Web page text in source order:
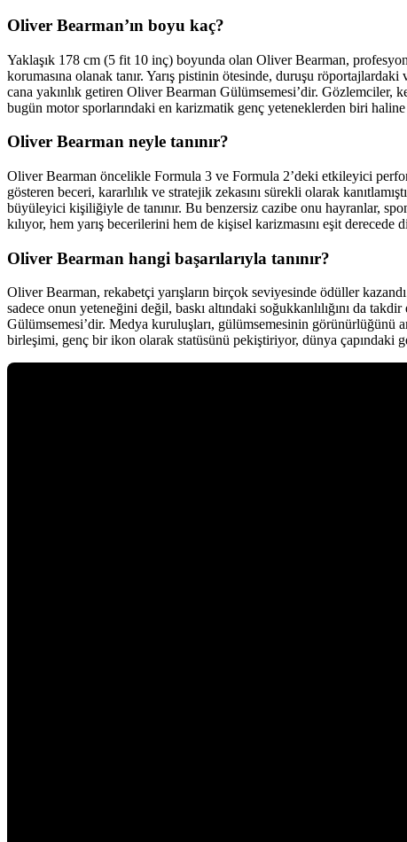
Oliver Bearman’ın boyu kaç?
Yaklaşık 178 cm (5 fit 10 inç) boyunda olan Oliver Bearman,
korumasına olanak tanır. Yarış pistinin ötesinde, duruşu
cana yakınlık getiren Oliver Bearman Gülümsemesi’dir.
bugün motor sporlarındaki en karizmatik genç yeteneklerden biri
Oliver Bearman neyle tanınır?
Oliver Bearman öncelikle Formula 3 ve Formula 2’deki etkileyici
gösteren beceri, kararlılık ve stratejik zekasını sürekli olarak
büyüleyici kişiliğiyle de tanınır. Bu benzersiz cazibe onu hayranlar,
kılıyor, hem yarış becerilerini hem de kişisel karizmasını eşit derecede
Oliver Bearman hangi başarılarıyla tanınır?
Oliver Bearman, rekabetçi yarışların birçok seviyesinde ödüller
sadece onun yeteneğini değil, baskı altındaki soğukkanlılığını da
Gülümsemesi’dir. Medya kuruluşları, gülümsemesinin görünürlüğünü
birleşimi, genç bir ikon olarak statüsünü pekiştiriyor, dünya çapındaki